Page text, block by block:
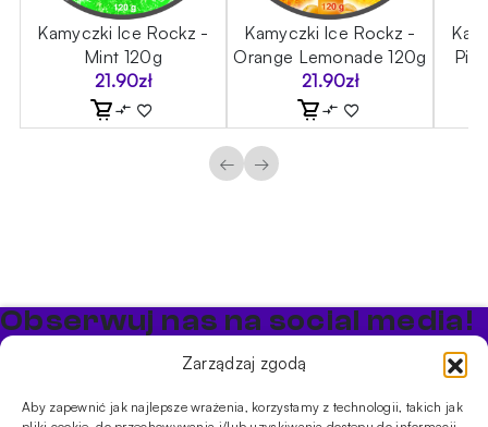
Zarządzaj zgodą
Aby zapewnić jak najlepsze wrażenia, korzystamy z technologii, takich jak
Kamyczki Ice Rockz -
Mint 120g
21.90zł
Kamyczki Ice Rockz -
Orange Lemonade 120g
21.90zł
← →
Obserwuj nas na social media!
Bądź na bieżąco z promocjami i nowościami w sklepie